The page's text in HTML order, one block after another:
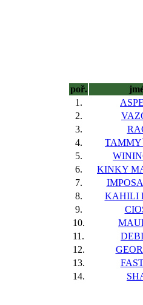
poř.
1.
2.
3.
4.
5.
6.
KINKY
7.
8.
KAHILI
9.
10.
11.
12.
13.
14.